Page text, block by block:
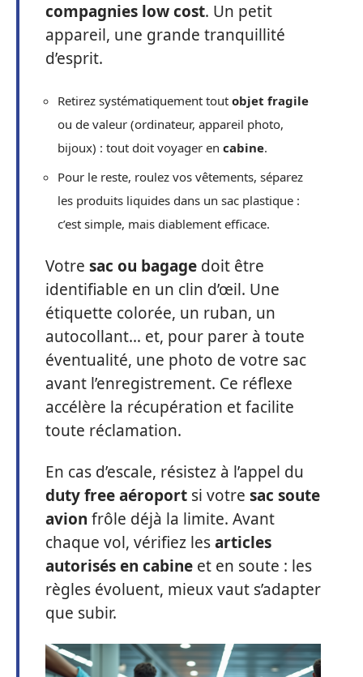
compagnies low cost. Un petit
appareil, une grande tranquillité
d’esprit.
Retirez systématiquement tout objet fragile
ou de valeur (ordinateur, appareil photo,
bijoux) : tout doit voyager en cabine.
Pour le reste, roulez vos vêtements, séparez
les produits liquides dans un sac plastique :
c’est simple, mais diablement efficace.
Votre sac ou bagage doit être
identifiable en un clin d’œil. Une
étiquette colorée, un ruban, un
autocollant… et, pour parer à toute
éventualité, une photo de votre sac
avant l’enregistrement. Ce réflexe
accélère la récupération et facilite
toute réclamation.
En cas d’escale, résistez à l’appel du
duty free aéroport si votre sac soute
avion frôle déjà la limite. Avant
chaque vol, vérifiez lesarticles
autorisés en cabine et en soute : les
règles évoluent, mieux vaut s’adapter
que subir.